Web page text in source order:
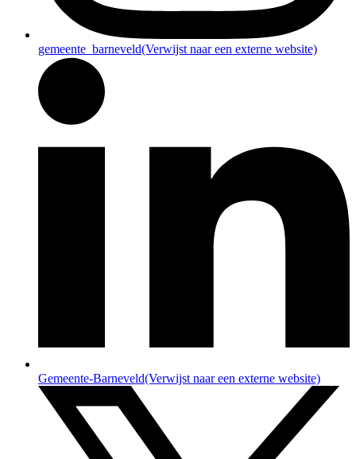
gemeente_barneveld(Verwijst naar een externe website)
Gemeente-Barneveld(Verwijst naar een externe website)